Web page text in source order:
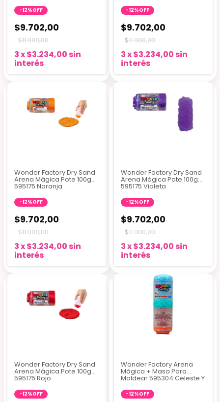
-12%OFF
$9.702,00
$11.000,00
3x$3.234,00 sin
interés
-12%OFF
$9.702,00
$11.000,00
3x$3.234,00 sin
interés
Wonder Factory Dry Sand
Arena Mágica Pote 100g
595175 Naranja
-12%OFF
$9.702,00
$11.000,00
3x$3.234,00 sin
interés
Wonder Factory Dry Sand
Arena Mágica Pote 100g
595175 Violeta
-12%OFF
$9.702,00
$11.000,00
3x$3.234,00 sin
interés
Wonder Factory Dry Sand
Arena Mágica Pote 100g
595175 Rojo
-12%OFF
Wonder Factory Arena
Mágica + Masa Para
Moldear 595304 Celeste Y
-12%OFF